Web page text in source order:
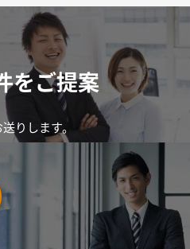
をご提案
りします。